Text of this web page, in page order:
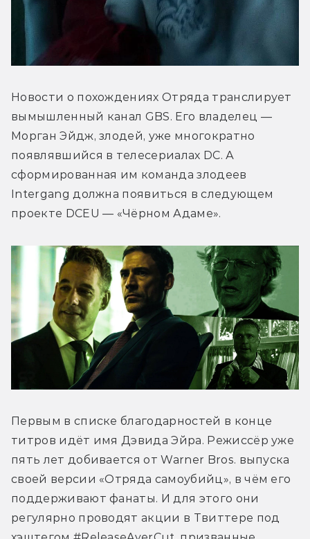
Новости о похождениях Отряда транслирует
вымышленный канал GBS. Его владелец —
Морган Эйдж, злодей, уже многократно
появлявшийся в телесериалах DC. А
сформированная им команда злодеев
Intergang должна появиться в следующем
проекте DCEU — «Чёрном Адаме».
Первым в списке благодарностей в конце
титров идёт имя Дэвида Эйра. Режиссёр уже
пять лет добивается от Warner Bros. выпуска
своей версии «Отряда самоубийц», в чём его
поддерживают фанаты. И для этого они
регулярно проводят акции в Твиттере под